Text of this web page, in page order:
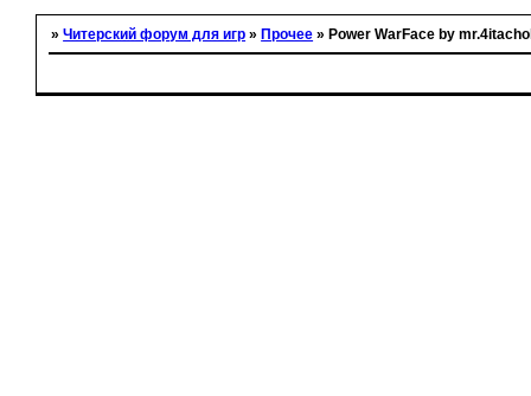
»Читерский форум для игр » Прочее » Power WarFace by